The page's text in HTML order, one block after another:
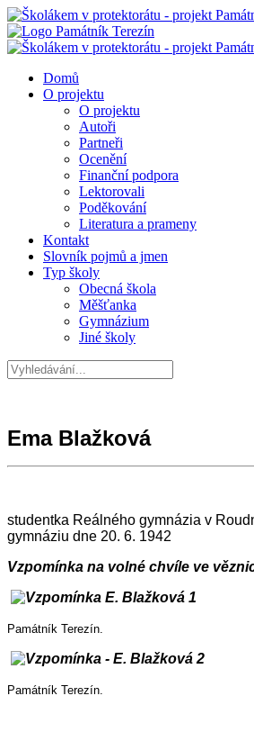
Domů
O projektu
O projektu
Autoři
Partneři
Ocenění
Finanční podpora
Lektorovali
Poděkování
Literatura a prameny
Kontakt
Slovník pojmů a jmen
Typ školy
Obecná škola
Měšťanka
Gymnázium
Jiné školy
Ema Blažková
studentka Reálného gymnázia v
gymnáziu dne 20. 6. 1942
Vzpomínka na volné chvíle ve
Památník Terezín.
Památník Terezín.